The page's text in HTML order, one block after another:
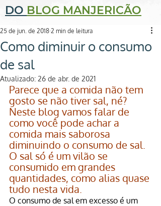
DO BLOG MANJERICÃO
Como diminuir o consumo
de sal
25 de jun. de 2018 2 min de leitura
Atualizado: 26 de abr. de 2021
Parece que a comida não tem
gosto se não tiver sal, né?
Neste blog vamos falar de
como você pode achar a
comida mais saborosa
diminuindo o consumo de sal.
O sal só é um vilão se
consumido em grandes
quantidades, como alias quase
tudo nesta vida.
O consumo de sal em excesso é um